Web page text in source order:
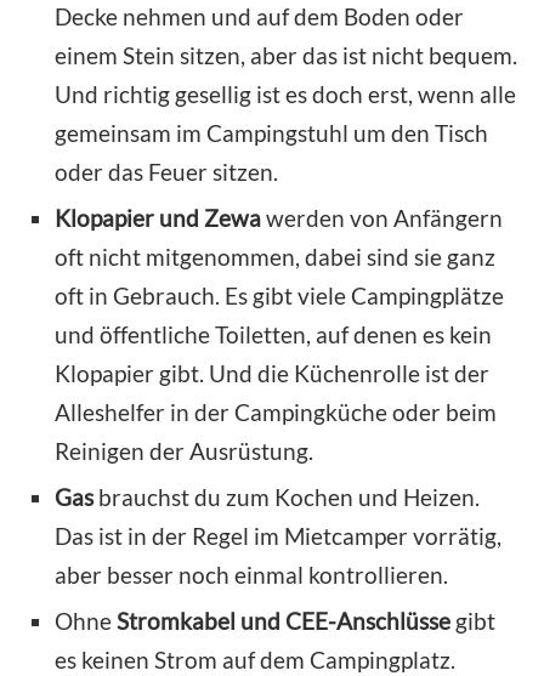
Decke nehmen und auf dem Boden oder
einem Stein sitzen, aber das ist nicht bequem.
Und richtig gesellig ist es doch erst, wenn alle
gemeinsam im Campingstuhl um den Tisch
oder das Feuer sitzen.
Klopapier und Zewawerden von Anfängern
oft nicht mitgenommen, dabei sind sie ganz
oft in Gebrauch. Es gibt viele Campingplätze
und öffentliche Toiletten, auf denen es kein
Klopapier gibt. Und die Küchenrolle ist der
Alleshelfer in der Campingküche oder beim
Reinigen der Ausrüstung.
Gasbrauchst du zum Kochen und Heizen.
Das ist in der Regel im Mietcamper vorrätig,
aber besser noch einmal kontrollieren.
OhneStromkabel und CEE-Anschlüsse gibt
es keinen Strom auf dem Campingplatz.